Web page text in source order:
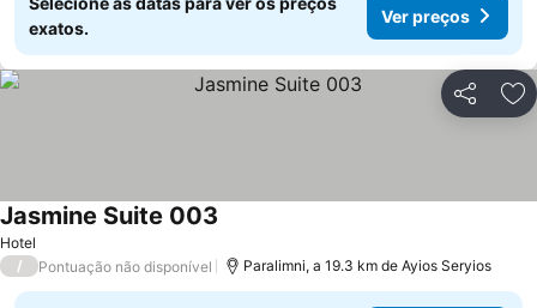
exatos.
Ver preços
Partilhar
Hotel
Jasmine Suite 003
/ Pontuação não disponível Paralimni, a 19.3 km de Ayios Seryios